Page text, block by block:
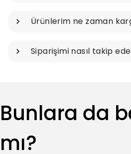
Ürünlerim ne zaman
Siparişimi nasıl takip
Bunlara da
mı?